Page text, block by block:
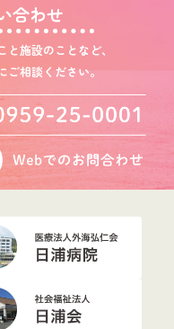
合わせ
と施設のことなど、
ご相談ください。